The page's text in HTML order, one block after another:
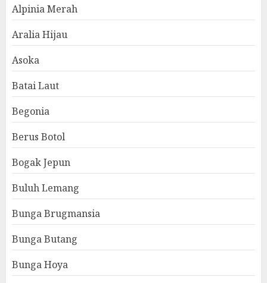
Alpinia Merah
Aralia Hijau
Asoka
Batai Laut
Begonia
Berus Botol
Bogak Jepun
Buluh Lemang
Bunga Brugmansia
Bunga Butang
Bunga Hoya